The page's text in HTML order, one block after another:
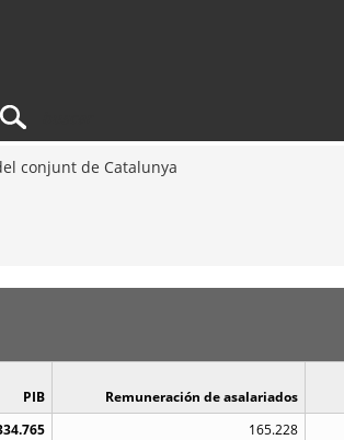
conjunt de Catalunya
PIB Remuneración de asalariados
165.228